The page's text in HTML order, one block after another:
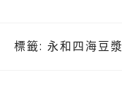
標籤: 永和四海豆漿